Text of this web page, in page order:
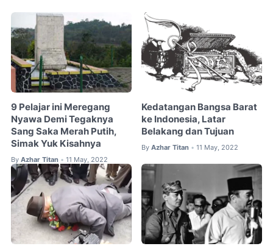
9 Pelajar ini Meregang
Nyawa Demi Tegaknya
Sang Saka Merah Putih,
Simak Yuk Kisahnya
By Azhar Titan • 11 May, 2022
Kedatangan Bangsa Barat
ke Indonesia, Latar
Belakang dan Tujuan
By Azhar Titan • 11 May, 2022